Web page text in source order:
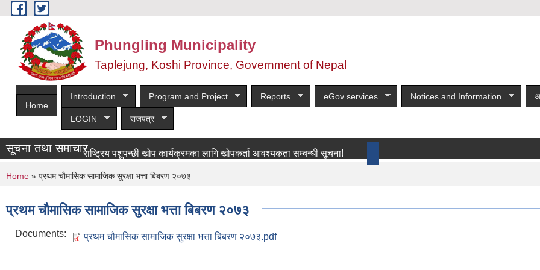
Skip to main content
Phungling Municipality
Taplejung, Koshi Province, Government of Nepal
Home
Introduction Program and Project Reports eGov services Notices and Information
LOGIN राजपत्र
सूचना तथा समाचारराष्ट्रिय पशुपन्छी खोप कार्यक्रमका लागि खोपकर्ता आवश्यकता सम्बन्धी सूचना!
You are here
Home » प्रथम चौमासिक सामाजिक सुरक्षा भत्ता बिबरण २०७३
प्रथम चौमासिक सामाजिक सुरक्षा भत्ता बिबरण २०७३
Documents: प्रथम चौमासिक सामाजिक सुरक्षा भत्ता बिबरण २०७३.pdf